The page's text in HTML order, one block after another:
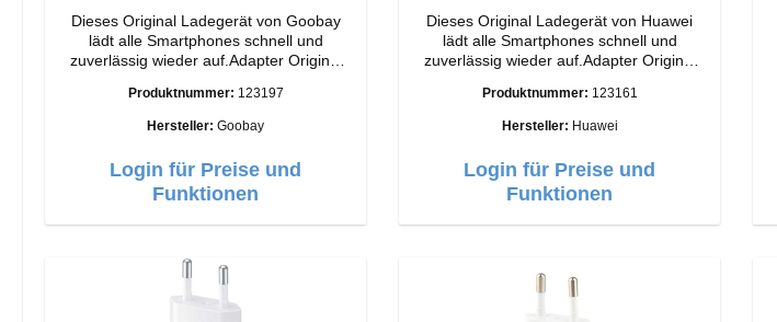
Dieses Original Ladegerät von Goobay
lädt alle Smartphones schnell und
zuverlässig wieder auf.Adapter Original
Anschlüsse: USB-C Output: 20W Farbe:
Weiß
Produktnummer: 123197
Hersteller: Goobay
Login für Preise und
Funktionen
Dieses Original Ladegerät von Huawei
lädt alle Smartphones schnell und
zuverlässig wieder auf.Adapter Original
Anschlüsse: USB-C Output: 66W Farbe:
Weiss
Produktnummer: 123161
Hersteller: Huawei
Login für Preise und
Funktionen